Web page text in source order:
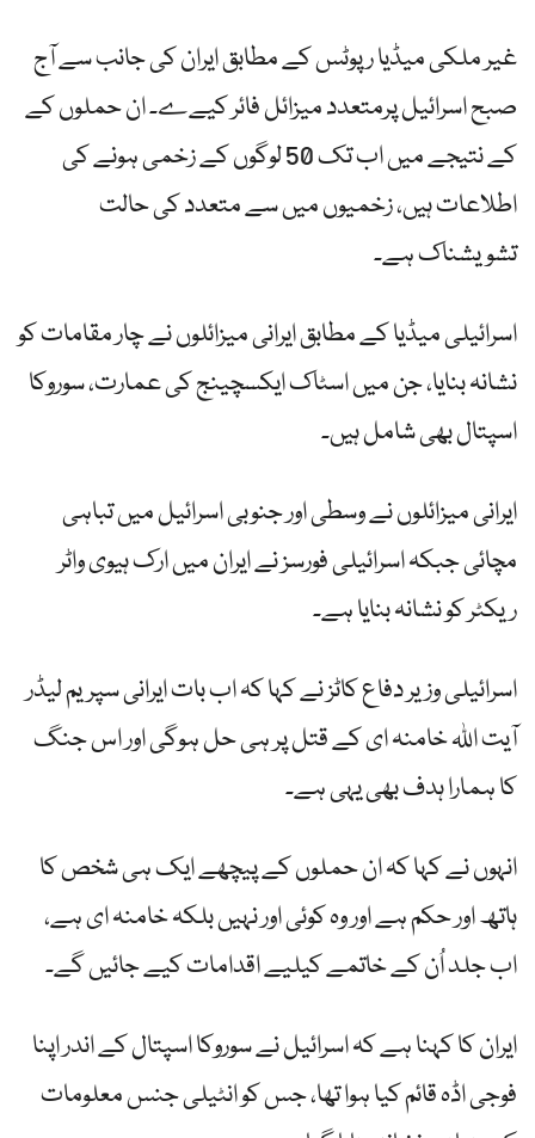
غیر ملکی میڈیا رپوٹس کے مطابق ایران کی جانب سے آج
صبح اسرائیل پرمتعدد میزائل فائر کیےے۔ ان حملوں کے
کے نتیجے میں اب تک 50 لوگوں کے زخمی ہونے کی
اطلاعات ہیں، زخمیوں میں سے متعدد کی حالت
تشویشناک ہے۔
اسرائیلی میڈیا کے مطابق ایرانی میزائلوں نے چار مقامات کو
نشانہ بنایا، جن میں اسٹاک ایکسچینج کی عمارت، سوروکا
اسپتال بھی شامل ہیں۔
ایرانی میزائلوں نے وسطی اور جنوبی اسرائیل میں تباہی
مچائی جبکہ اسرائیلی فورسز نے ایران میں ارک ہیوی واٹر
ریکٹر کو نشانہ بنایا ہے۔
اسرائیلی وزیر دفاع کاٹز نے کہا کہ اب بات ایرانی سپریم لیڈر
آیت اللہ خامنہ ای کے قتل پر ہی حل ہوگی اور اس جنگ
کا ہمارا ہدف بھی یہی ہے۔
انہوں نے کہا کہ ان حملوں کے پیچھے ایک ہی شخص کا
ہاتھ اور حکم ہے اور وہ کوئی اور نہیں بلکہ خامنہ ای ہے،
اب جلد اُن کے خاتمے کیلیے اقدامات کیے جائیں گے۔
ایران کا کہنا ہے کہ اسرائیل نے سوروکا اسپتال کے اندر اپنا
فوجی اڈہ قائم کیا ہوا تھا، جس کو انٹیلی جنس معلومات